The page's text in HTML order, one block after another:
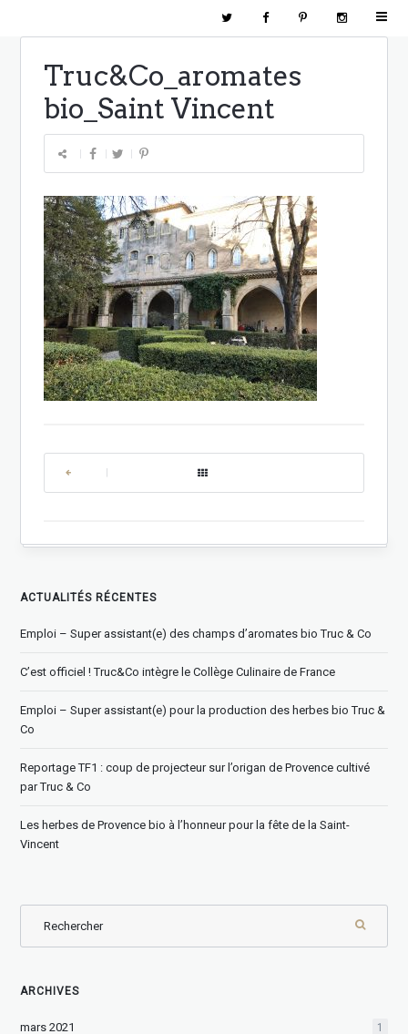
Truc&Co_aromates
bio_Saint Vincent
ACTUALITÉS RÉCENTES
Emploi – Super assistant(e) des champs d’aromates bio Truc & Co
C’est officiel ! Truc&Co intègre le Collège Culinaire de France
Emploi – Super assistant(e) pour la production des herbes bio Truc &
Co
Reportage TF1 : coup de projecteur sur l’origan de Provence cultivé
par Truc & Co
Les herbes de Provence bio à l’honneur pour la fête de la Saint-
Vincent
ARCHIVES
mars 2021 1